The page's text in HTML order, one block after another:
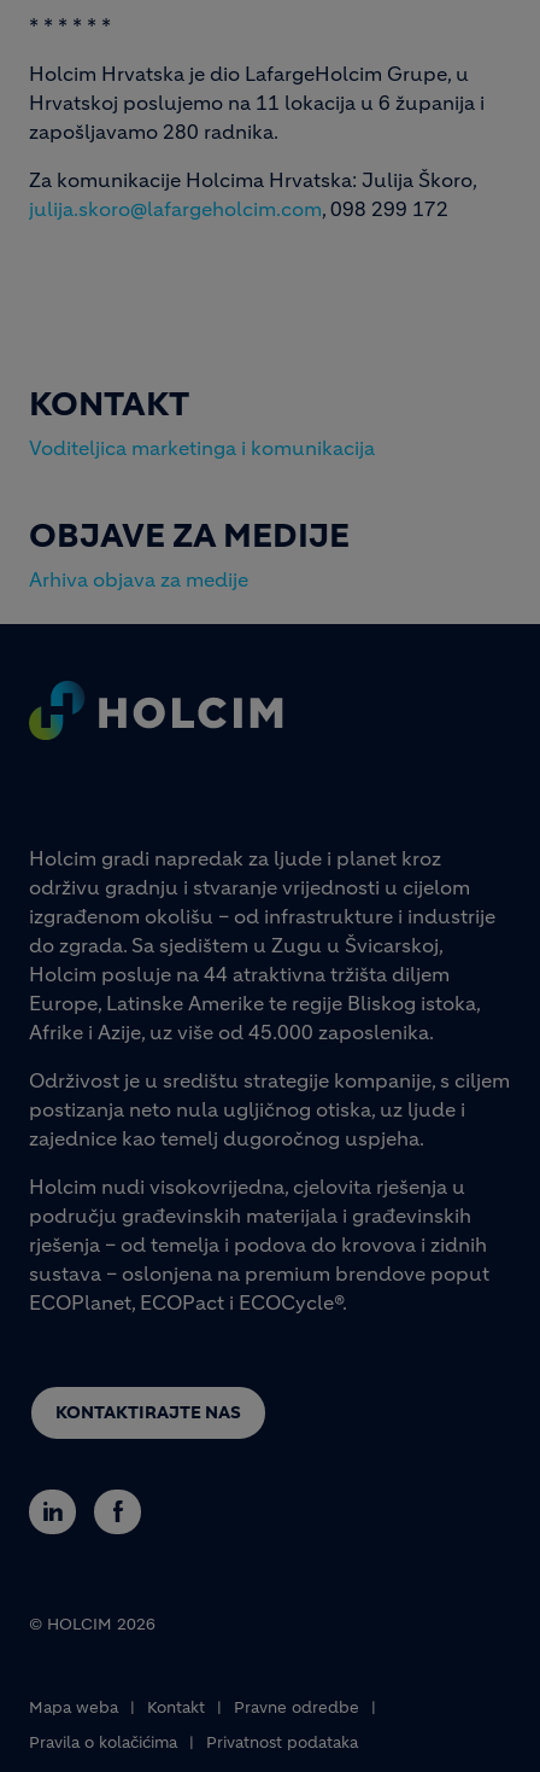
* * * * * *
Holcim Hrvatska je dio LafargeHolcim Grupe, u
Hrvatskoj poslujemo na 11 lokacija u 6 županija i
zapošljavamo 280 radnika.
Za komunikacije Holcima Hrvatska: Julija Škoro,
julija.skoro@lafargeholcim.com, 098 299 172
KONTAKT
Voditeljica marketinga i komunikacija
OBJAVE ZA MEDIJE
Arhiva objava za medije
Footer
KONTAKTIRAJTE NAS
Holcim gradi napredak za ljude i planet kroz
održivu gradnju i stvaranje vrijednosti u cijelom
izgrađenom okolišu – od infrastrukture i industrije
do zgrada. Sa sjedištem u Zugu u Švicarskoj,
Holcim posluje na 44 atraktivna tržišta diljem
Europe, Latinske Amerike te regije Bliskog istoka,
Afrike i Azije, uz više od 45.000 zaposlenika.
Održivost je u središtu strategije kompanije, s ciljem
postizanja neto nula ugljičnog otiska, uz ljude i
zajednice kao temelj dugoročnog uspjeha.
Holcim nudi visokovrijedna, cjelovita rješenja u
području građevinskih materijala i građevinskih
rješenja – od temelja i podova do krovova i zidnih
sustava – oslonjena na premium brendove poput
ECOPlanet, ECOPact i ECOCycle®.
Footer bottom
© HOLCIM 2026
Mapa weba Kontakt
Pravne odredbe
Pravila o kolačićima
Privatnost podataka